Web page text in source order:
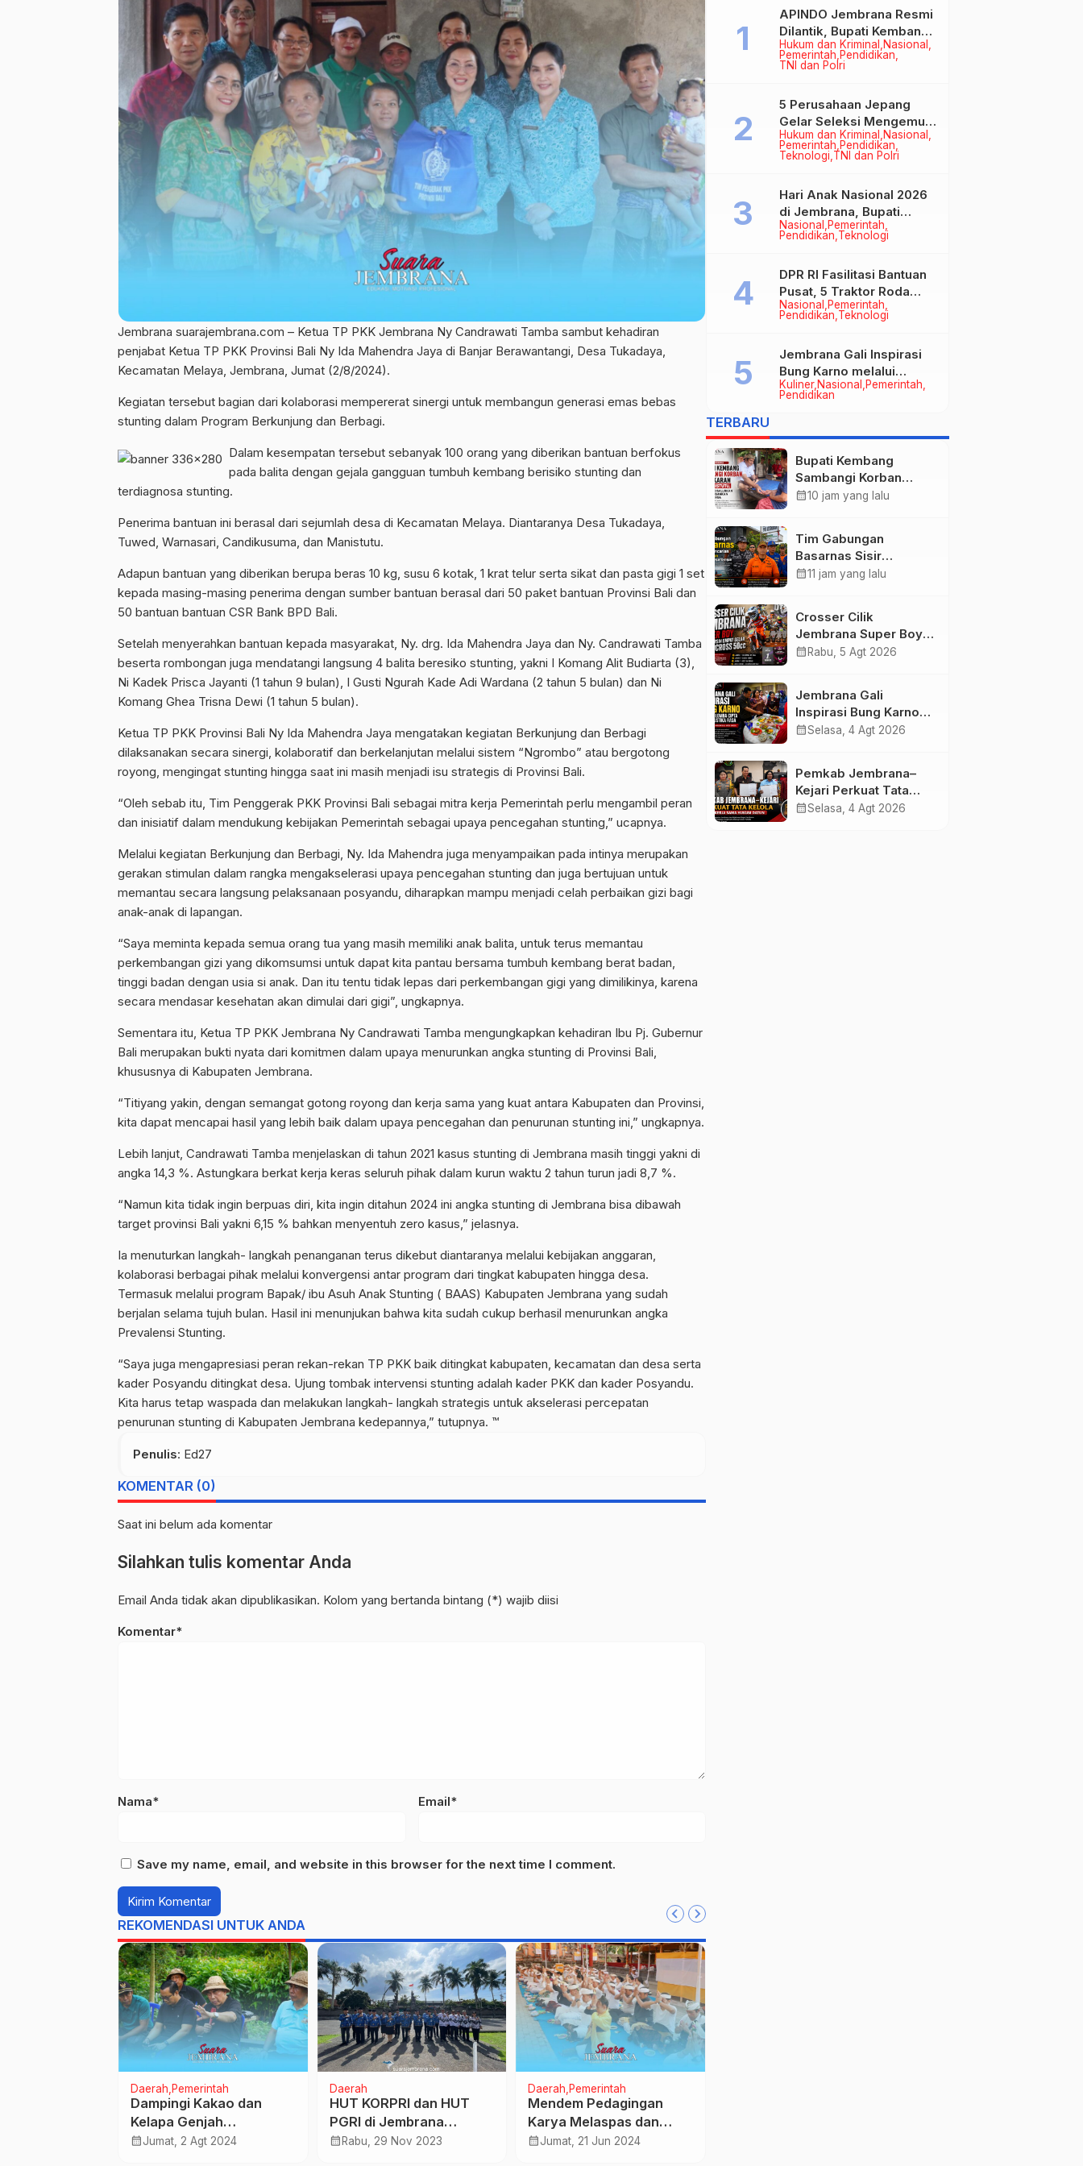
Jembrana suarajembrana.com – Ketua TP PKK Jembrana Ny Candrawati Tamba sambut kehadiran
penjabat Ketua TP PKK Provinsi Bali Ny Ida Mahendra Jaya di Banjar Berawantangi, Desa Tukadaya,
Kecamatan Melaya, Jembrana, Jumat (2/8/2024).
Kegiatan tersebut bagian dari kolaborasi mempererat sinergi untuk membangun generasi emas bebas
stunting dalam Program Berkunjung dan Berbagi.
Dalam kesempatan tersebut sebanyak 100 orang yang diberikan bantuan berfokus
pada balita dengan gejala gangguan tumbuh kembang berisiko stunting dan
terdiagnosa stunting.
Penerima bantuan ini berasal dari sejumlah desa di Kecamatan Melaya. Diantaranya Desa Tukadaya,
Tuwed, Warnasari, Candikusuma, dan Manistutu.
Adapun bantuan yang diberikan berupa beras 10 kg, susu 6 kotak, 1 krat telur serta sikat dan pasta gigi 1 set
kepada masing-masing penerima dengan sumber bantuan berasal dari 50 paket bantuan Provinsi Bali dan
50 bantuan bantuan CSR Bank BPD Bali.
Setelah menyerahkan bantuan kepada masyarakat, Ny. drg. Ida Mahendra Jaya dan Ny. Candrawati Tamba
beserta rombongan juga mendatangi langsung 4 balita beresiko stunting, yakni I Komang Alit Budiarta (3),
Ni Kadek Prisca Jayanti (1 tahun 9 bulan), I Gusti Ngurah Kade Adi Wardana (2 tahun 5 bulan) dan Ni
Komang Ghea Trisna Dewi (1 tahun 5 bulan).
Ketua TP PKK Provinsi Bali Ny Ida Mahendra Jaya mengatakan kegiatan Berkunjung dan Berbagi
dilaksanakan secara sinergi, kolaboratif dan berkelanjutan melalui sistem “Ngrombo” atau bergotong
royong, mengingat stunting hingga saat ini masih menjadi isu strategis di Provinsi Bali.
“Oleh sebab itu, Tim Penggerak PKK Provinsi Bali sebagai mitra kerja Pemerintah perlu mengambil peran
dan inisiatif dalam mendukung kebijakan Pemerintah sebagai upaya pencegahan stunting,” ucapnya.
Melalui kegiatan Berkunjung dan Berbagi, Ny. Ida Mahendra juga menyampaikan pada intinya merupakan
gerakan stimulan dalam rangka mengakselerasi upaya pencegahan stunting dan juga bertujuan untuk
memantau secara langsung pelaksanaan posyandu, diharapkan mampu menjadi celah perbaikan gizi bagi
anak-anak di lapangan.
“Saya meminta kepada semua orang tua yang masih memiliki anak balita, untuk terus memantau
perkembangan gizi yang dikomsumsi untuk dapat kita pantau bersama tumbuh kembang berat badan,
tinggi badan dengan usia si anak. Dan itu tentu tidak lepas dari perkembangan gigi yang dimilikinya, karena
secara mendasar kesehatan akan dimulai dari gigi”, ungkapnya.
Sementara itu, Ketua TP PKK Jembrana Ny Candrawati Tamba mengungkapkan kehadiran Ibu Pj. Gubernur
Bali merupakan bukti nyata dari komitmen dalam upaya menurunkan angka stunting di Provinsi Bali,
khususnya di Kabupaten Jembrana.
“Titiyang yakin, dengan semangat gotong royong dan kerja sama yang kuat antara Kabupaten dan Provinsi,
kita dapat mencapai hasil yang lebih baik dalam upaya pencegahan dan penurunan stunting ini,” ungkapnya.
Lebih lanjut, Candrawati Tamba menjelaskan di tahun 2021 kasus stunting di Jembrana masih tinggi yakni di
angka 14,3 %. Astungkara berkat kerja keras seluruh pihak dalam kurun waktu 2 tahun turun jadi 8,7 %.
“Namun kita tidak ingin berpuas diri, kita ingin ditahun 2024 ini angka stunting di Jembrana bisa dibawah
target provinsi Bali yakni 6,15 % bahkan menyentuh zero kasus,” jelasnya.
Ia menuturkan langkah- langkah penanganan terus dikebut diantaranya melalui kebijakan anggaran,
kolaborasi berbagai pihak melalui konvergensi antar program dari tingkat kabupaten hingga desa.
Termasuk melalui program Bapak/ ibu Asuh Anak Stunting ( BAAS) Kabupaten Jembrana yang sudah
berjalan selama tujuh bulan. Hasil ini menunjukan bahwa kita sudah cukup berhasil menurunkan angka
Prevalensi Stunting.
“Saya juga mengapresiasi peran rekan-rekan TP PKK baik ditingkat kabupaten, kecamatan dan desa serta
kader Posyandu ditingkat desa. Ujung tombak intervensi stunting adalah kader PKK dan kader Posyandu.
Kita harus tetap waspada dan melakukan langkah- langkah strategis untuk akselerasi percepatan
penurunan stunting di Kabupaten Jembrana kedepannya,” tutupnya. ™
Penulis: Ed27
KOMENTAR (0)
Saat ini belum ada komentar
Silahkan tulis komentar Anda
Email Anda tidak akan dipublikasikan. Kolom yang bertanda bintang (*) wajib diisi
Komentar*
Nama* Email*
Save my name, email, and website in this browser for the next time I comment.
REKOMENDASI UNTUK ANDA
Daerah Pemerintah
Dampingi Kakao dan
Kelapa Genjah
Disiapkan Menjadi
calendar_monthJumat, 2 Agt 2024
Daerah
HUT KORPRI dan HUT
PGRI di Jembrana
Lakukan Ziarah dan
calendar_month Rabu, 29 Nov 2023
Daerah Pemerintah
Mendem Pedagingan
Karya Melaspas dan
Ngenteg Linggih Pura
calendar_monthJumat, 21 Jun 2024
Hukum dan Kriminal
Nasional
Pemerintah Pendidikan
TNI dan Polri
APINDO Jembrana Resmi
Dilantik, Bupati Kembang
Minta Pengusaha Jadi
Motor Penggerak
Hukum dan Kriminal
Nasional
Pemerintah Pendidikan
Teknologi TNI dan Polri
5 Perusahaan Jepang
Gelar Seleksi Mengemudi
di Jembrana, Buka
Peluang Kerja bagi Calon
Nasional
Pemerintah
Pendidikan Teknologi
Hari Anak Nasional 2026
di Jembrana, Bupati
Kembang Tegaskan
Pentingnya Karakter dan
Nasional
Pemerintah
Pendidikan Teknologi
DPR RI Fasilitasi Bantuan
Pusat, 5 Traktor Roda
Empat Resmi Perkuat
Mekanisasi Pertanian
Kuliner Nasional
Pemerintah
Pendidikan
Jembrana Gali Inspirasi
Bung Karno melalui
Lomba Cipta Menu
TERBARU
Bupati Kembang
Sambangi Korban
Kebakaran di
Ringankan Beban
Warga
calendar_month10 jam yang lalu
Tim Gabungan
Basarnas Sisir
Pencarian Nelayan
calendar_month11 jam yang lalu
Crosser Cilik
Jembrana Super Boy
Sapu Bersih Empat
calendar_month Rabu, 5 Agt 2026
Jembrana Gali
Inspirasi Bung Karno
melalui Lomba Cipta
calendar_monthSelasa, 4 Agt 2026
Pemkab Jembrana–
Kejari Perkuat Tata
Kelola Lewat Kerja
calendar_monthSelasa, 4 Agt 2026